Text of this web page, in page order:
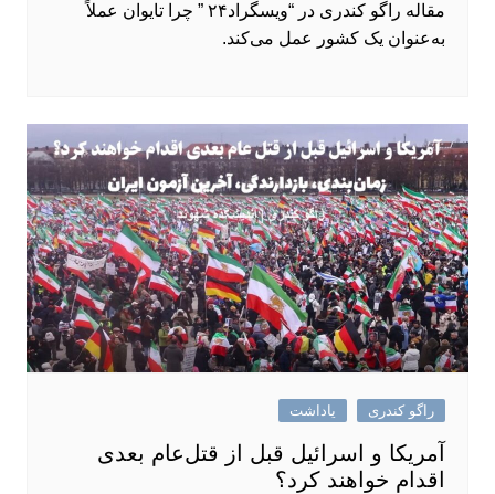
مقاله راگو کندری در “ویسگراد۲۴ ” چرا تایوان عملاً
به‌عنوان یک کشور عمل می‌کند.
راگو کندری یاداشت
آمریکا و اسرائیل قبل از قتل‌عام بعدی
اقدام خواهند کرد؟